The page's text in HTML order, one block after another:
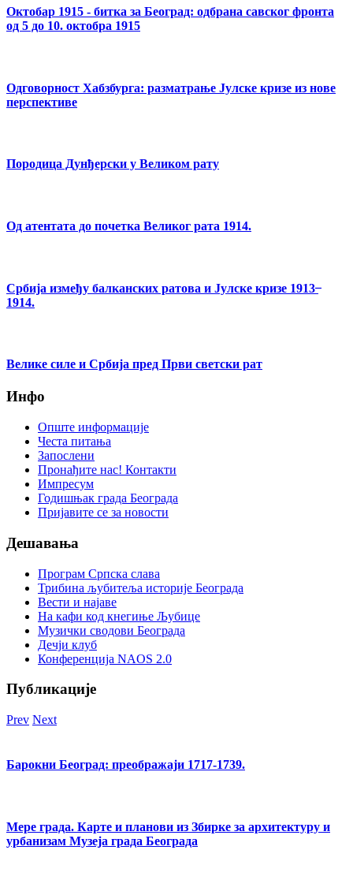
Oктобар 1915 - битка за Београд: одбрана савског фронта
од 5 до 10. октобра 1915
Одговорност Хабзбурга: разматрање Јулске кризе из нове
перспективе
Породица Дунђерски у Великом рату
Од атентата до почетка Великог рата 1914.
Србија између балканских ратова и Јулске кризе 1913 ̶
1914.
Велике силе и Србија пред Први светски рат
Инфо
Опште информације
Честа питања
Запослени
Пронађите нас! Контакти
Импресум
Годишњак града Београда
Пријавите се за новости
Дешавања
Програм Српска слава
Трибина љубитеља историје Београда
Beсти и најаве
На кафи код кнегиње Љубице
Музички сводови Београда
Дечји клуб
Конференција NAOS 2.0
Публикације
Prev Next
Барокни Београд: преображаји 1717-1739.
Мере града. Карте и планови из Збирке за архитектуру и
урбанизам Музеја града Београда